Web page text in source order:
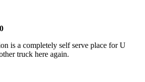
is a completely self serve place for U
truck here again.